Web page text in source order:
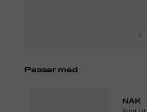
Passar med
NAK